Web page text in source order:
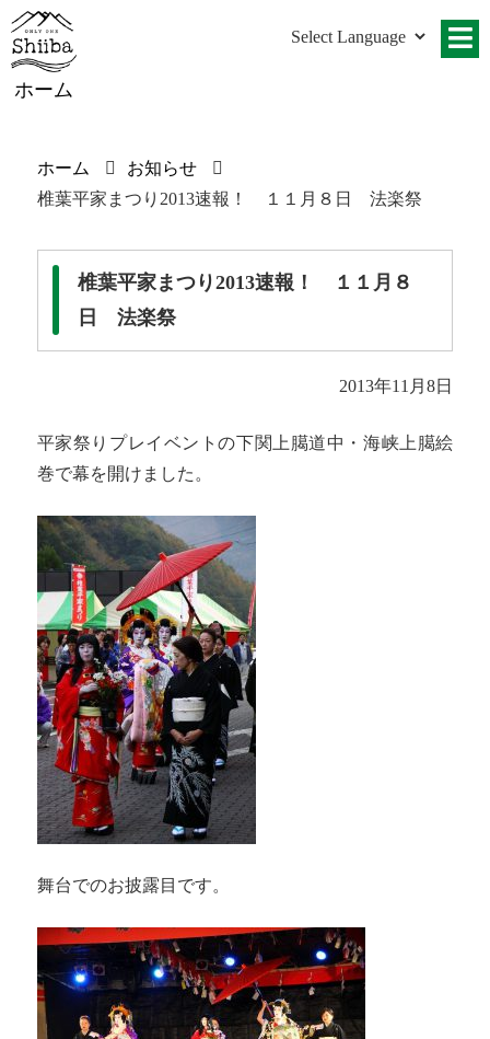
ホーム
ホーム
お知らせ
椎葉平家まつり2013速報！ １１月８日 法楽祭
椎葉平家まつり2013速報！ １１月８
日 法楽祭
2013年11月8日
平家祭りプレイベントの下関上臈道中・海峡上臈絵
巻で幕を開けました。
舞台でのお披露目です。